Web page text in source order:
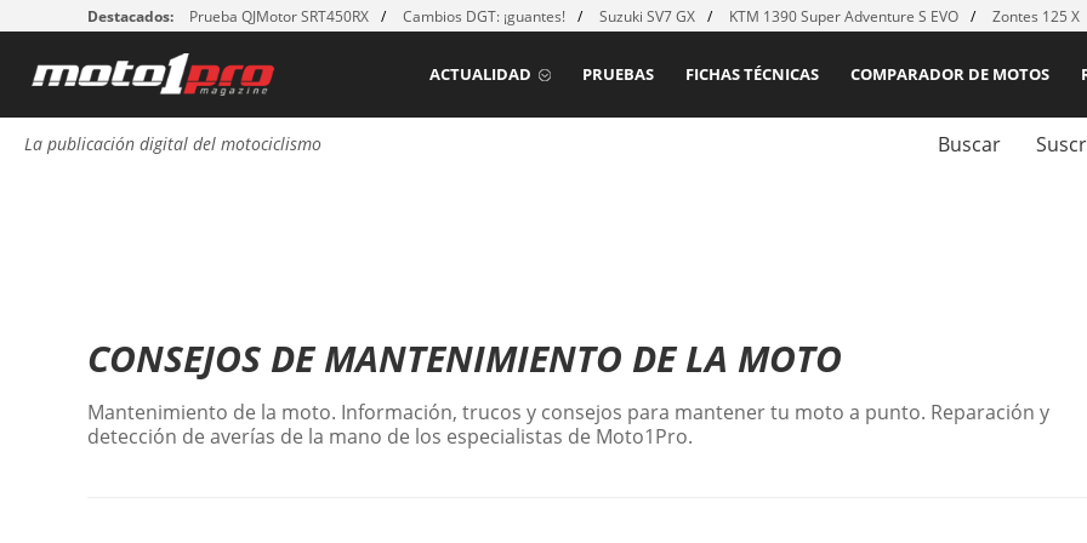
Destacados: Prueba QJMotor SRT450RX Cambios DGT: ¡guantes! Suzuki SV7 GX KTM 1390 Super Adventure S EVO Zontes 125 X
COMPARADOR DE MOTOS
FICHAS TÉCNICAS
PRUEBAS
ACTUALIDAD
La publicación digital del motociclismo Buscar
CONSEJOS DE MANTENIMIENTO DE LA MOTO
Mantenimiento de la moto. Información, trucos y consejos para mantener tu moto a punto. Reparación y
detección de averías de la mano de los especialistas de Moto1Pro.